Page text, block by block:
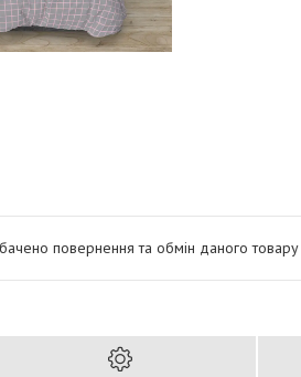
повернення та обмін даного товару